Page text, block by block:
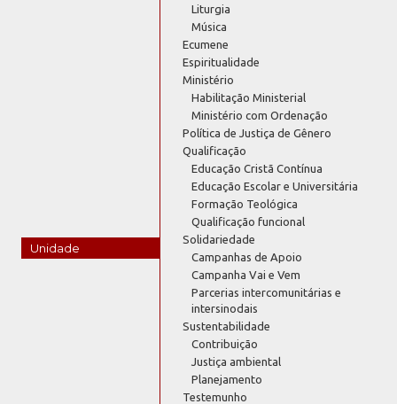
Unidade
Liturgia
Música
Ecumene
Espiritualidade
Ministério
Habilitação Ministerial
Ministério com Ordenação
Política de Justiça de Gênero
Qualificação
Educação Cristã Contínua
Educação Escolar e Universitária
Formação Teológica
Qualificação funcional
Solidariedade
Campanhas de Apoio
Campanha Vai e Vem
Parcerias intercomunitárias e
intersinodais
Sustentabilidade
Contribuição
Justiça ambiental
Planejamento
Testemunho